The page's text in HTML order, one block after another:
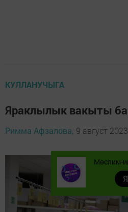
КУЛЛАНУЧЫГА
Яраклылык вакыты
Римма Афзалова, 9 август
Мөслим-